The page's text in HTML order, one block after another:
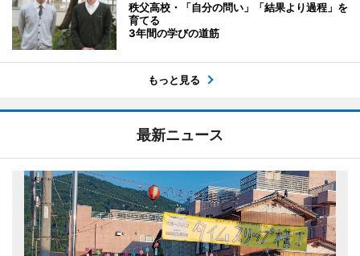
秩父高校・「自分の問い」「結果より過程」を
育てる
3年間の学びの道筋
もっと見る
最新ニュース